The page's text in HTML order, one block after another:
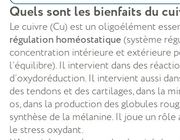
Quels sont les bienfaits du
Le cuivre (Cu) est un oligoélément
régulation homéostatique(système
concentration intérieure et extérieure
l’équilibre). Il intervient dans des
d’oxydoréduction. Il intervient aussi
des tendons et des cartilages, dans la
os, dans la production des globules
synthèse de la mélanine. Il joue un rôle
le stress oxydant.